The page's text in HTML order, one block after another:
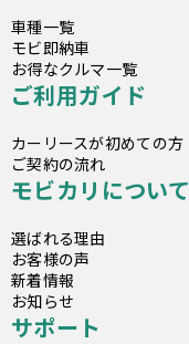
車種一覧
モビ即納車
お得なクルマ一覧
ご利用ガイド
カーリースが初めての方
ご契約の流れ
モビカリについて
選ばれる理由
お客様の声
新着情報
お知らせ
サポート